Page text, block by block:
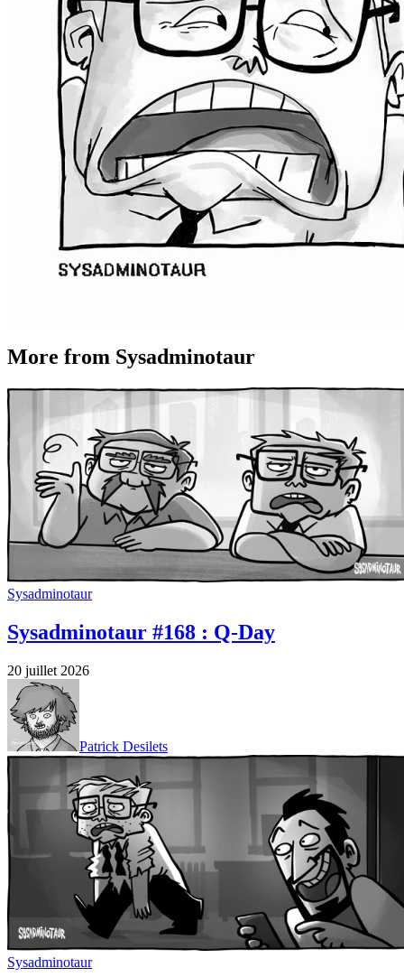
More from Sysadminotaur
Sysadminotaur
Sysadminotaur #168 : Q-Day
20 juillet 2026
Patrick Desilets
Sysadminotaur